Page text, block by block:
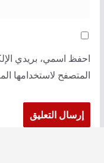
احفظ اسمي، بريدي
المتصفح لاستخدامها